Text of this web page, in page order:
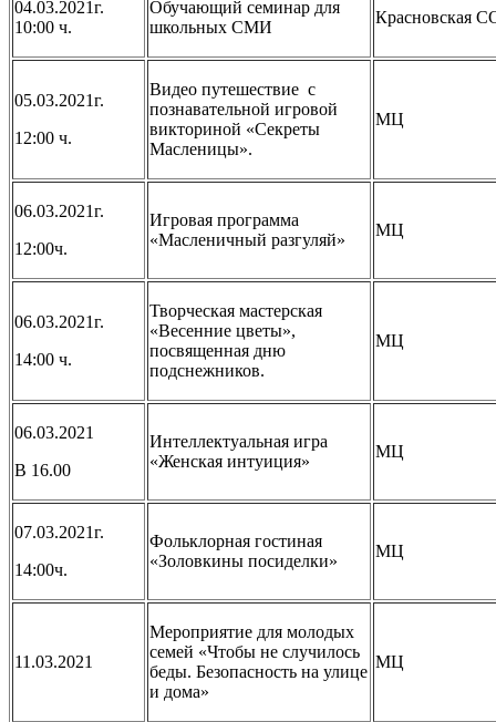
04.03.2021г.
10:00 ч.
Обучающий семинар для
школьных СМИ
Красновская
05.03.2021г.
12:00 ч.
Видео путешествие с
познавательной игровой
викториной «Секреты
Масленицы».
МЦ
06.03.2021г.
12:00ч.
Игровая программа
«Масленичный разгуляй»
МЦ
06.03.2021г.
14:00 ч.
Творческая мастерская
«Весенние цветы»,
посвященная дню
подснежников.
МЦ
06.03.2021
В 16.00
Интеллектуальная игра
«Женская интуиция»
МЦ
07.03.2021г.
14:00ч.
Фольклорная гостиная
«Золовкины посиделки»
МЦ
11.03.2021
Мероприятие для молодых
семей «Чтобы не случилось
беды. Безопасность на улице
и дома»
МЦ